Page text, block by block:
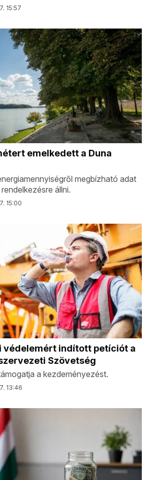
15:57
emelkedett a Duna
megbízható adat
állni.
15:00
védelemért indított petíciót a
Szövetség
a kezdeményezést.
13:46